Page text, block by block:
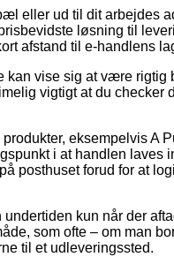
eller ud til dit arbejdes
løsning til
afstand til e-handlens
kan vise sig at være rigtig
vigtigt at du checker
eksempelvis A
i at handlen laves
posthuset forud for at
kun når der
som ofte – om man
til et udleveringssted.